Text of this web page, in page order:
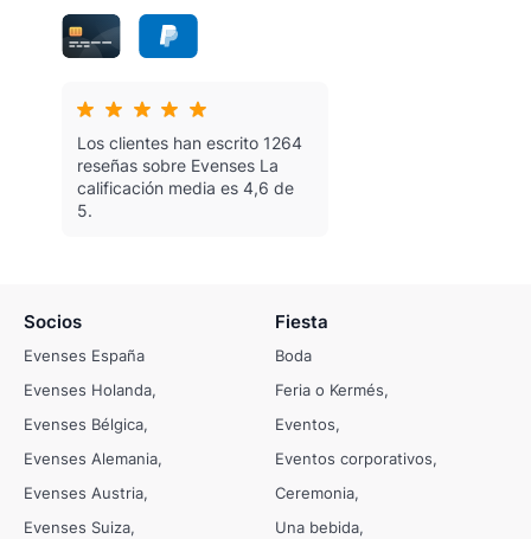
Los clientes han escrito 1264
reseñas sobre Evenses La
calificación media es 4,6 de
5.
Socios
Evenses España
Evenses Holanda
Evenses Bélgica
Evenses Alemania
Evenses Austria
Evenses Suiza
Fiesta
Boda
Feria o Kermés
Eventos
Eventos corporativos
Ceremonia
Una bebida